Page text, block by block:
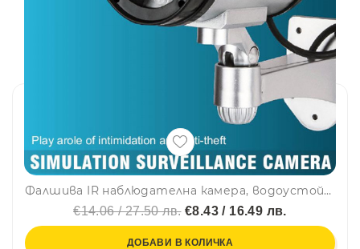
Фалшива IR наблюдателна камера, водоустойчива - заблудете нарушителите!
€14.06 / 27.50 лв.€8.43 / 16.49 лв.
ДОБАВИ В КОЛИЧКА